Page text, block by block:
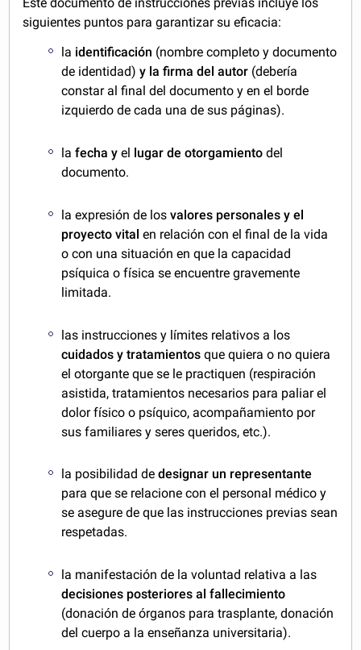
Este documento de instrucciones previas incluye los
siguientes puntos para garantizar su eficacia:
la identificación (nombre completo y documento
de identidad)y la firma del autor (debería
constar al final del documento y en el borde
izquierdo de cada una de sus páginas).
lafecha y el lugar de otorgamiento del
documento.
la expresión de losvalores personales y el
proyecto vital en relación con el final de la vida
o con una situación en que la capacidad
psíquica o física se encuentre gravemente
limitada.
las instrucciones y límites relativos a los
cuidados y tratamientos que quiera o no quiera
el otorgante que se le practiquen (respiración
asistida, tratamientos necesarios para paliar el
dolor físico o psíquico, acompañamiento por
sus familiares y seres queridos, etc.).
la posibilidad dedesignar un representante
para que se relacione con el personal médico y
se asegure de que las instrucciones previas sean
respetadas.
la manifestación de la voluntad relativa a las
decisiones posteriores al fallecimiento
(donación de órganos para trasplante, donación
del cuerpo a la enseñanza universitaria).